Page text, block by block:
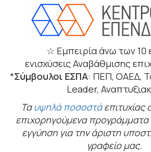
☆ Εμπειρία άνω των 10
ενισχύσεις Αναβάθμισης
*Σύμβουλοι ΕΣΠΑ: ΠΕΠ, ΟΑΕΔ,
Leader,
Τα υψηλά ποσοστά
επιχορηγούμενα προγράμματα
εγγύηση για την άριστη
γραφείο μας.